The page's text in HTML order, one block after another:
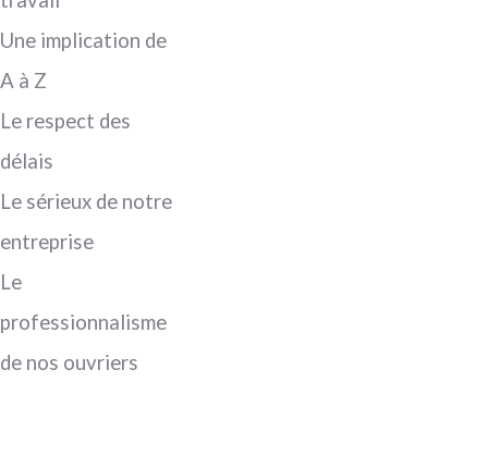
Une implication de
A à Z
Le respect des
délais
Le sérieux de notre
entreprise
Le
professionnalisme
de nos ouvriers